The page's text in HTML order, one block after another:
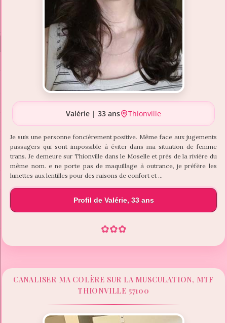
Valérie | 33 ans Thionville
Je suis une personne foncièrement positive. Même face aux jugements
passagers qui sont impossible à éviter dans ma situation de femme
trans. Je demeure sur Thionville dans le Moselle et près de la rivière du
même nom. e ne porte pas de maquillage à outrance, je préfère les
lunettes aux lentilles pour des raisons de confort et …
Profil de Valérie, 33 ans
✿✿✿
CANALISER MA COLÈRE SUR LA MUSCULATION, MTF
THIONVILLE 57100